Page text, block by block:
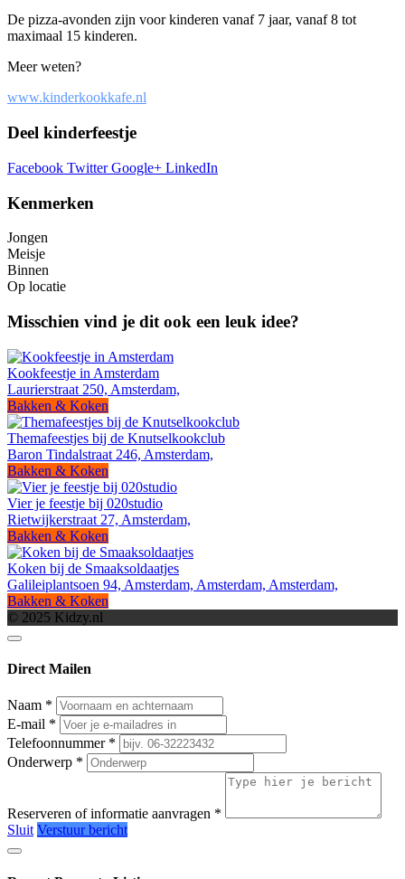
De pizza-avonden zijn voor kinderen vanaf 7 jaar, vanaf 8 tot
maximaal 15 kinderen.
Meer weten?
www.kinderkookkafe.nl
Deel kinderfeestje
Facebook TwitterGoogle+ LinkedIn
Kenmerken
Jongen
Meisje
Binnen
Op locatie
Misschien vind je dit ook een leuk idee?
Kookfeestje in Amsterdam
Laurierstraat 250, Amsterdam,
Bakken & Koken
Themafeestjes bij de Knutselkookclub
Baron Tindalstraat 246, Amsterdam,
Bakken & Koken
Vier je feestje bij 020studio
Rietwijkerstraat 27, Amsterdam,
Bakken & Koken
Koken bij de Smaaksoldaatjes
Galileiplantsoen 94, Amsterdam, Amsterdam, Amsterdam,
Bakken & Koken
© 2025 Kidzy.nl
Direct Mailen
Naam *
E-mail *
Telefoonnummer *
Onderwerp *
Reserveren of informatie aanvragen *
Sluit Verstuur bericht